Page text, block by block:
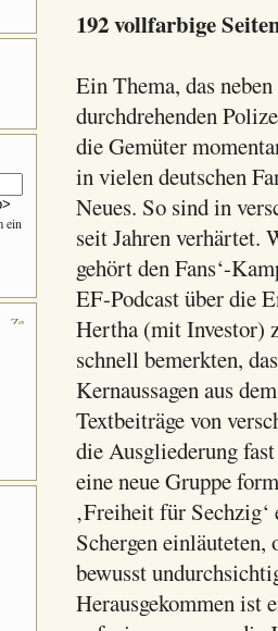
ein
192 vollfarbige
Ein Thema, das
durchdrehenden
die Gemüter
in vielen deutschen
Neues. So sind in
seit Jahren verhärtet.
gehört den Fans‘-
EF-Podcast über die
Hertha (mit Investor)
schnell bemerkten,
Kernaussagen aus
Textbeiträge von
die Ausgliederung
eine neue Gruppe
‚Freiheit für Sechzig‘
Schergen
bewusst
Herausgekommen ist